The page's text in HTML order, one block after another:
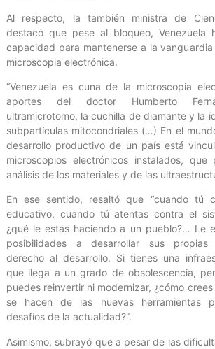
Al respecto, la también ministra de
destacó que pese al bloqueo, Venezuela
capacidad para mantenerse a la
microscopia electrónica.
“Venezuela es cuna de la microscopia
aportes del doctor Humberto
ultramicrotomo, la cuchilla de diamante y la
subpartículas mitocondriales (…) En el
desarrollo productivo de un país está
microscopios electrónicos instalados,
análisis de los materiales y de las
En ese sentido, resaltó que “cuando tú
educativo, cuando tú atentas contra el
¿qué le estás haciendo a un pueblo?… Le
posibilidades a desarrollar sus propias
derecho al desarrollo. Si tienes una
que llega a un grado de obsolescencia,
puedes reinvertir ni modernizar, ¿cómo
se hacen de las nuevas herramientas
desafíos de la actualidad?”.
Asimismo, subrayó que a pesar de las